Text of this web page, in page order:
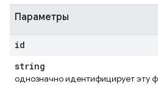
Параметры
id
string
однозначно идентифицирует эту